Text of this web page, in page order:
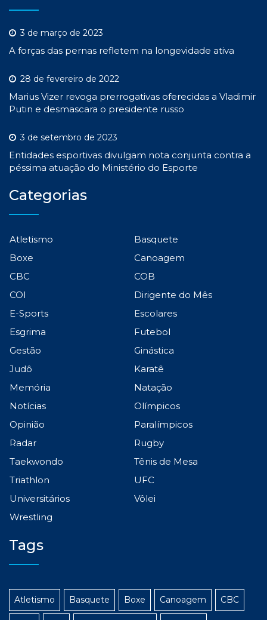
3 de março de 2023
A forças das pernas refletem na longevidade ativa
28 de fevereiro de 2022
Marius Vizer revoga prerrogativas oferecidas a Vladimir
Putin e desmascara o presidente russo
3 de setembro de 2023
Entidades esportivas divulgam nota conjunta contra a
péssima atuação do Ministério do Esporte
Categorias
Atletismo
Basquete
Boxe
Canoagem
CBC
COB
COI
Dirigente do Mês
E-Sports
Escolares
Esgrima
Futebol
Gestão
Ginástica
Judô
Karatê
Memória
Natação
Notícias
Olímpicos
Opinião
Paralímpicos
Radar
Rugby
Taekwondo
Tênis de Mesa
Triathlon
UFC
Universitários
Vôlei
Wrestling
Tags
Atletismo Basquete Boxe Canoagem CBC